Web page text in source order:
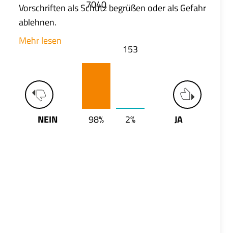
Vorschriften als Schutz begrüßen oder als Gefahr
ablehnen.
Mehr lesen
7040
153
NEIN 98% 2% JA